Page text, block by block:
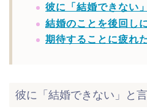
彼に「結婚できない
結婚のことを後回し
期待することに疲れ
彼に「結婚できない」と